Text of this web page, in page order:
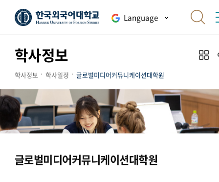
Language
학사정보
학사정보 학사일정 글로벌미디어커뮤니케이션대학원
글로벌미디어커뮤니케이션대학원